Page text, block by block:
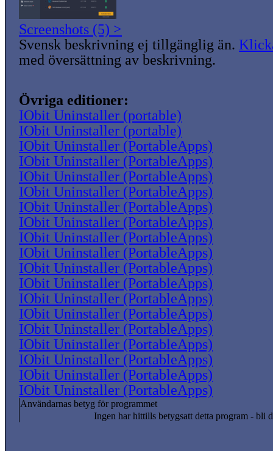
Screenshots (5) >
Svensk beskrivning ej tillgänglig än.
med översättning av beskrivning.
Övriga editioner:
IObit Uninstaller (portable)
IObit Uninstaller (portable)
IObit Uninstaller (PortableApps)
IObit Uninstaller (PortableApps)
IObit Uninstaller (PortableApps)
IObit Uninstaller (PortableApps)
IObit Uninstaller (PortableApps)
IObit Uninstaller (PortableApps)
IObit Uninstaller (PortableApps)
IObit Uninstaller (PortableApps)
IObit Uninstaller (PortableApps)
IObit Uninstaller (PortableApps)
IObit Uninstaller (PortableApps)
IObit Uninstaller (PortableApps)
IObit Uninstaller (PortableApps)
IObit Uninstaller (PortableApps)
IObit Uninstaller (PortableApps)
IObit Uninstaller (PortableApps)
IObit Uninstaller (PortableApps)
Användarnas betyg för programmet
Ingen har hittills betygsatt detta program - bli